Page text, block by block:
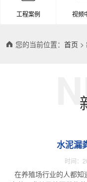
工程案例 视频
您的当前位置：首页 >
水泥漏
时间
在养殖场行业的人都